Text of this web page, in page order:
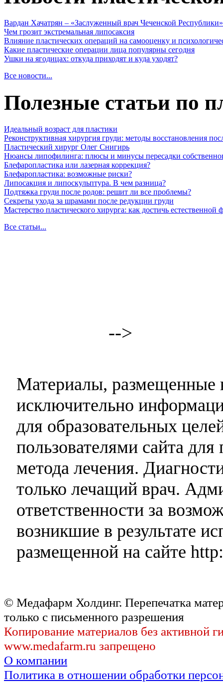
Вардан Хачатрян – «Заслуженный врач Чеченской Республики»
Чем грозит экстремальная липосаксия
Влияние пластических операций на самооценку и
Какие пластические операции лица популярны сегодня
Ушки на ягодицах: откуда приходят и куда уходят?
Все новости...
Полезные статьи по
Идеальный возраст для пластики
Реконструктивная хирургия груди: методы восстановления
Пластический хирург Олег Снигирь
Нюансы липофилинга: плюсы и минусы пересадки
Блефаропластика или лазерная коррекция?
Блефаропластика: возможные риски?
Липосакция и липоскульптура. В чем разница?
Подтяжка груди после родов: решит ли все проблемы?
Секреты ухода за шрамами после редукции груди
Мастерство пластического хирурга: как достичь
Все статьи...
-->
Материалы, размещенные
исключительно
для образовательных
пользователями сайта
метода лечения.
только лечащий врач.
ответственности за
возникшие в результате
размещенной на сайте
© Медафарм Холдинг. Перепечатка
только с письменного разрешения
Копирование материалов без активной
www.medafarm.ru запрещено
О компании
Политика в отношении обработки